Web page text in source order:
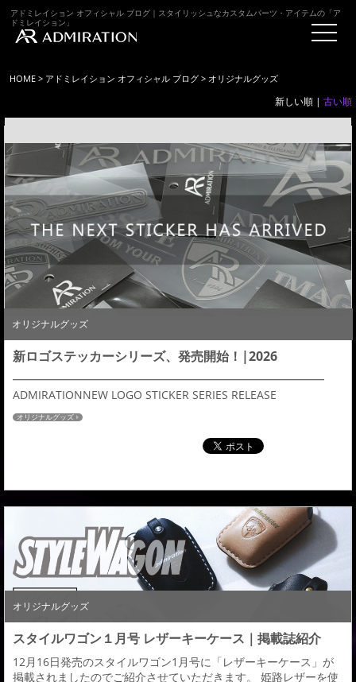
アドミレイション オフィシャル ブログ｜スタイリッシュなカスタムパーツ・アイテムの「ア
ドミレイション」
HOME > アドミレイション オフィシャル ブログ > オリジナルグッズ
新しい順 | 古い順
オリジナルグッズ
新ロゴステッカーシリーズ、発売開始！|2026
━━━━━━━━━━━━━━━━━━━━━━━━━━━━
ADMIRATIONNEW LOGO STICKER SERIES RELEASE
━━━━━━━━━━━━━━━━━━━━━━━━━━━━ 新
ロゴ誕生に伴い、 待望のステッカーシリーズが発売開始！
━━━━━━━━━━━━━━━━━━━━━━━━━━━━ こ
れまでご好評いただいておりました クラシックロゴ（旧ロゴ）ス
オリジナルグッズ
オリジナルグッズ
スタイルワゴン１月号 レザーキーケース｜掲載誌紹介
12月16日発売のスタイルワゴン1月号に「レザーキーケース」が
掲載されましたのでご紹介させていただきます。 姫路レザーを使